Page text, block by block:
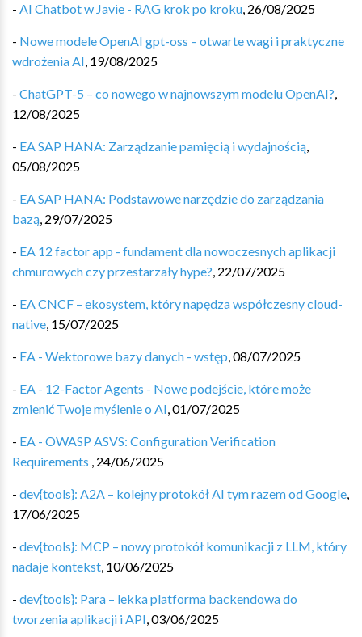
- AI Chatbot w Javie - RAG krok po kroku, 26/08/2025
- Nowe modele OpenAI gpt-oss – otwarte wagi i praktyczne
wdrożenia AI, 19/08/2025
- ChatGPT-5 – co nowego w najnowszym modelu OpenAI?,
12/08/2025
- EA SAP HANA: Zarządzanie pamięcią i wydajnością,
05/08/2025
- EA SAP HANA: Podstawowe narzędzie do zarządzania
bazą, 29/07/2025
- EA 12 factor app - fundament dla nowoczesnych aplikacji
chmurowych czy przestarzały hype?, 22/07/2025
- EA CNCF – ekosystem, który napędza współczesny cloud-
native, 15/07/2025
- EA - Wektorowe bazy danych - wstęp,08/07/2025
- EA - 12-Factor Agents - Nowe podejście, które może
zmienić Twoje myślenie o AI,01/07/2025
- EA - OWASP ASVS: Configuration Verification
Requirements , 24/06/2025
- dev{tools}: A2A – kolejny protokół AI tym razem od Google,
17/06/2025
- dev{tools}: MCP – nowy protokół komunikacji z LLM, który
nadaje kontekst, 10/06/2025
- dev{tools}: Para – lekka platforma backendowa do
tworzenia aplikacji i API,03/06/2025